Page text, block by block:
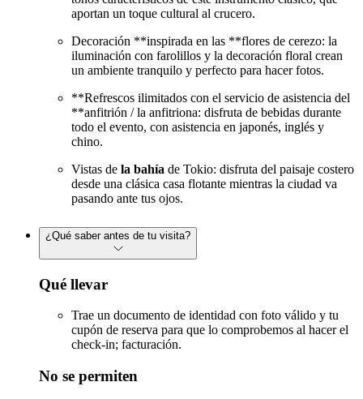
aportan un toque cultural al crucero.
Decoración **inspirada en las **flores de cerezo: la
iluminación con farolillos y la decoración floral crean
un ambiente tranquilo y perfecto para hacer fotos.
**Refrescos ilimitados con el servicio de asistencia del
**anfitrión / la anfitriona: disfruta de bebidas durante
todo el evento, con asistencia en japonés, inglés y
chino.
Vistas de la bahía de Tokio: disfruta del paisaje costero
desde una clásica casa flotante mientras la ciudad va
pasando ante tus ojos.
¿Qué saber antes de tu visita?
Qué llevar
Trae un documento de identidad con foto válido y tu
cupón de reserva para que lo comprobemos al hacer el
check-in; facturación.
No se permiten